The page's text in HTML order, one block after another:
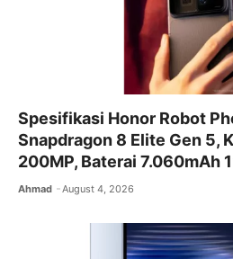
Spesifikasi Honor Robot
Snapdragon 8 Elite Gen 5,
200MP, Baterai 7.060mAh
Ahmad August 4, 2026